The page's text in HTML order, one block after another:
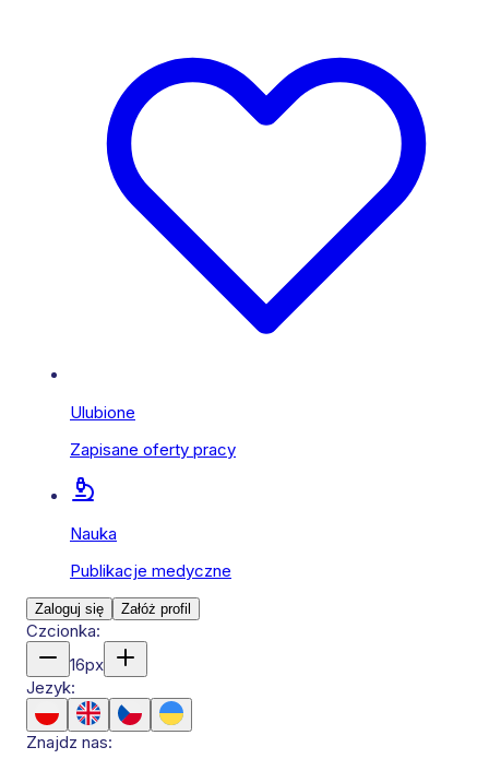
Ulubione
Zapisane oferty pracy
Nauka
Publikacje medyczne
Zaloguj się Załóż profil
Czcionka:
16px
Jezyk:
Znajdz nas: